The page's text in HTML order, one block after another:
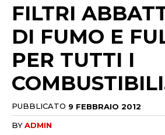
FILTRI
DI FUMO E
PER TUTTI I
PUBBLICATO 9 FEBBRAIO 2012
BYADMIN